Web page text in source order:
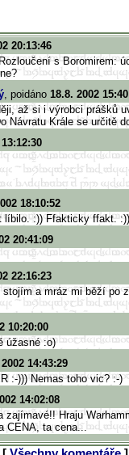
20:13:46
s Boromirem:
, poidáno 18.8. 2002
až si i výrobci prášků
Návratu Krále se určitě
18:10:52
líbilo. :)) Ffakticky ffakt. :))
20:41:09
22:16:23
a mráz mi běží po
10:20:00
úžasné :o)
14:43:29
:-))) Nemas toho vic? :-)
14:02:08
zajímavé!! Hraju
CENA, ta cena...